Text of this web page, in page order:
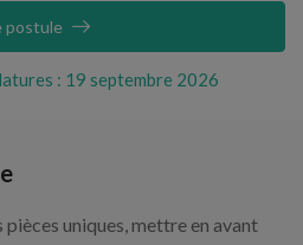
: 19 septembre 2026
postule
uniques, mettre en avant